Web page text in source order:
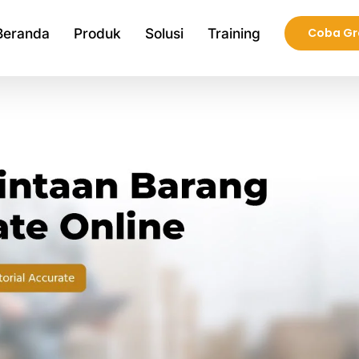
Produk Solusi Training Coba